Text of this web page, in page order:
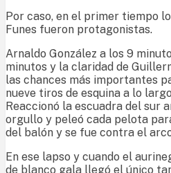
Por caso, en el primer tiempo
Funes fueron protagonistas.
Arnaldo González a los 9
minutos y la claridad de
las chances más importantes
nueve tiros de esquina a lo
Reaccionó la escuadra del sur
orgullo y peleó cada pelota
del balón y se fue contra el
En ese lapso y cuando el
de blanco gala llegó el único